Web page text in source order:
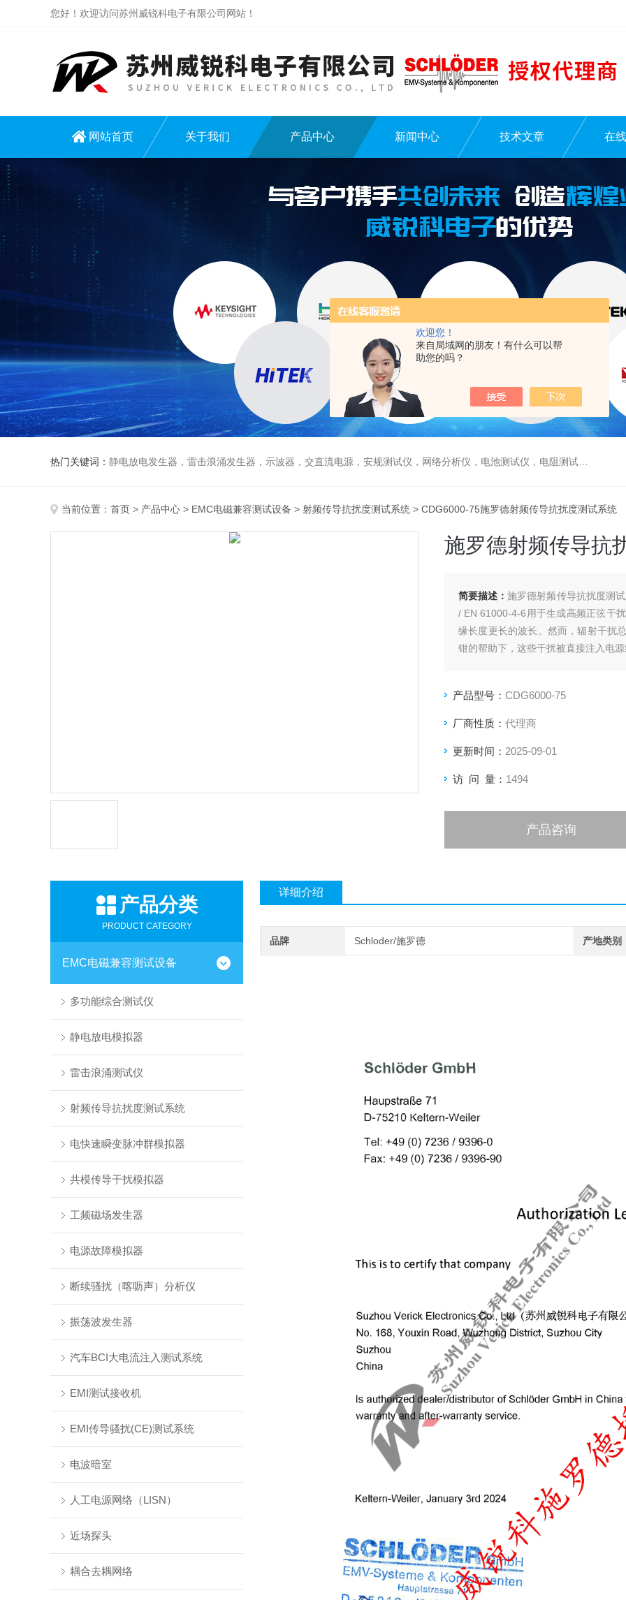
欢迎您！
来自局域网的朋友！有什么可以帮
助您的吗？
您好！欢迎访问苏州威锐科电子有限公司网站！
网站首页 关于我们 产品中心 新闻中心 技术文章 在
热门关键词： 静电放电发生器，雷击浪涌发生器，示波器，交直流电源，安规测试仪，网络分析仪，电池测试仪，电阻测试仪，数据采集仪
当前位置： 首页 > 产品中心 > EMC电磁兼容测试设备 > 射频传导抗扰度测试系统 > CDG6000-75施罗德射频传导抗扰度测试系统
施罗德射频传导抗
简要描述：施罗德射频传导抗扰度测
/ EN 61000-4-6用于生成高频正弦干
缘长度更长的波长。然而，辐射干扰
钳的帮助下，这些干扰被直接注入电
产品型号： CDG6000-75
厂商性质： 代理商
更新时间： 2025-09-01
访 问 量： 1494
产品咨询
产品分类
PRODUCT CATEGORY
EMC电磁兼容测试设备
多功能综合测试仪
静电放电模拟器
雷击浪涌测试仪
射频传导抗扰度测试系统
电快速瞬变脉冲群模拟器
共模传导干扰模拟器
工频磁场发生器
电源故障模拟器
断续骚扰（喀呖声）分析仪
振荡波发生器
汽车BCI大电流注入测试系统
EMI测试接收机
EMI传导骚扰(CE)测试系统
电波暗室
人工电源网络（LISN）
近场探头
耦合去耦网络
详细介绍
品牌 Schloder/施罗德 产地类别